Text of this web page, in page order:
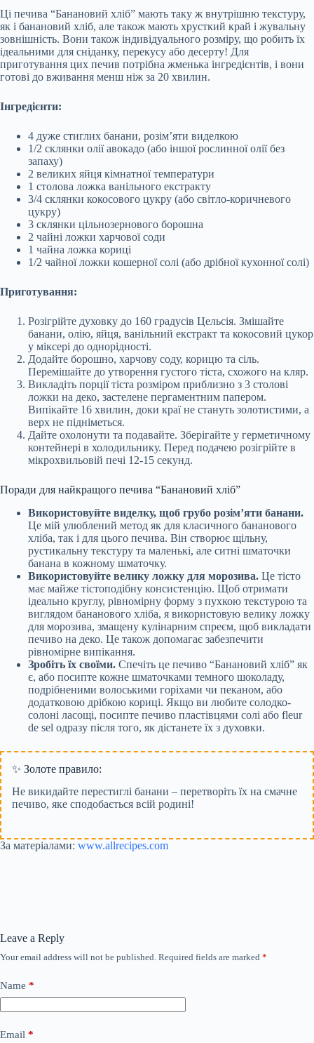
Ці печива “Банановий хліб” мають таку ж внутрішню текстуру,
як і банановий хліб, але також мають хрусткий край і жувальну
зовнішність. Вони також індивідуального розміру, що робить їх
ідеальними для сніданку, перекусу або десерту! Для
приготування цих печив потрібна жменька інгредієнтів, і вони
готові до вживання менш ніж за 20 хвилин.
Інгредієнти:
4 дуже стиглих банани, розім’яти виделкою
1/2 склянки олії авокадо (або іншої рослинної олії без
запаху)
2 великих яйця кімнатної температури
1 столова ложка ванільного екстракту
3/4 склянки кокосового цукру (або світло-коричневого
цукру)
3 склянки цільнозернового борошна
2 чайні ложки харчової соди
1 чайна ложка кориці
1/2 чайної ложки кошерної солі (або дрібної кухонної солі)
Приготування:
Розігрійте духовку до 160 градусів Цельсія. Змішайте
банани, олію, яйця, ванільний екстракт та кокосовий цукор
у міксері до однорідності.
Додайте борошно, харчову соду, корицю та сіль.
Перемішайте до утворення густого тіста, схожого на кляр.
Викладіть порції тіста розміром приблизно з 3 столові
ложки на деко, застелене пергаментним папером.
Випікайте 16 хвилин, доки краї не стануть золотистими, а
верх не підніметься.
Дайте охолонути та подавайте. Зберігайте у герметичному
контейнері в холодильнику. Перед подачею розігрійте в
мікрохвильовій печі 12-15 секунд.
Поради для найкращого печива “Банановий хліб”
Використовуйте виделку, щоб грубо розім’яти банани.
Це мій улюблений метод як для класичного бананового
хліба, так і для цього печива. Він створює щільну,
рустикальну текстуру та маленькі, але ситні шматочки
банана в кожному шматочку.
Використовуйте велику ложку для морозива. Це тісто
має майже тістоподібну консистенцію. Щоб отримати
ідеально круглу, рівномірну форму з пухкою текстурою та
виглядом бананового хліба, я використовую велику ложку
для морозива, змащену кулінарним спреєм, щоб викладати
печиво на деко. Це також допомагає забезпечити
рівномірне випікання.
Зробіть їх своїми. Спечіть це печиво “Банановий хліб” як
є, або посипте кожне шматочками темного шоколаду,
подрібненими волоськими горіхами чи пеканом, або
додатковою дрібкою кориці. Якщо ви любите солодко-
солоні ласощі, посипте печиво пластівцями солі або fleur
de sel одразу після того, як дістанете їх з духовки.
✨ Золоте правило:
Не викидайте перестиглі банани – перетворіть їх на смачне
печиво, яке сподобається всій родині!
За матеріалами: www.allrecipes.com
Leave a Reply
Your email address will not be published. Required fields are marked *
Name *
Email *